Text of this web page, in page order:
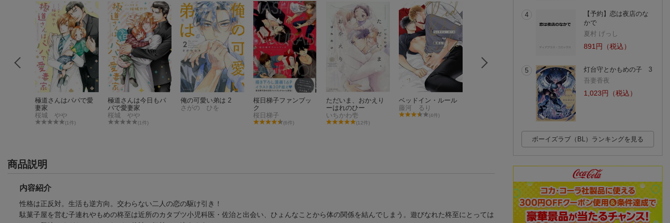
極道さんはパパで愛
妻家
桜城 やや
(1件)
極道さんは今日もパ
パで愛妻家
桜城 やや
(1件)
俺の可愛い弟は 2
さがの ひを
桜日梯子ファンブッ
ク
桜日梯子
(6件)
ただいま、おかえり
ーはれのひー
いちかわ壱
(12件)
ベッドイン・ルール
藤河 るり
(4件)
パパ×パパ〜αとΩで
夫夫やってます〜 2
近藤 旭
(3件)
商品説明
内容紹介
性格は正反対。生活も逆方向。交わらない二人の恋の駆け引き！
駄菓子屋を営む子連れやもめの柊至は近所のカタブツ小児科医・佐治と出会い、ひょんなことから体の関係を結んでしまう。遊びなれた柊至にとっては
4
【予約】恋は夜店のな
かで
夏村 げっし
891円（税込）
5
灯台守とかもめの子 3
吾妻香夜
1,023円（税込）
ボーイズラブ（BL）ランキングを見る